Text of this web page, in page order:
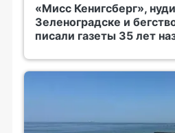
«Мисс Кенигсберг»,
Зеленоградске и
писали газеты 35 лет